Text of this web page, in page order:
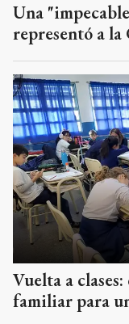
Una
representó a la
Vuelta a
familiar para